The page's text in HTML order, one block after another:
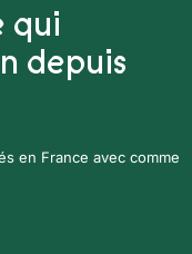
qui
depuis
en France avec comme